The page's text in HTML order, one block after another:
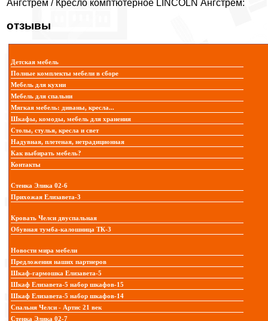
Ангстрем / Кресло комптютерное LINCOLN Ангстрем:
отзывы
Детская мебель
Полные комплекты мебели в сборе
Мебель для кухни
Мебель для спальни
Мягкая мебель: диваны, кресла...
Шкафы, комоды, мебель для хранения
Столы, стулья, кресла и свет
Надувная, плетеная, нетрадиционная
Как выбирать мебель?
Контакты
Стенка Элика 02-6
Прихожая Елизавета-3
Кровать Челси двуспальная
Обувная тумба-калошница ТК-3
Новости мира мебели
Предложения наших партнеров
Шкаф-гармошка Елизавета-5
Шкаф Елизавета-5 набор шкафов-15
Шкаф Елизавета-5 набор шкафов-14
Спальня Челси - Артис 21 век
Стенка Элика 02-7